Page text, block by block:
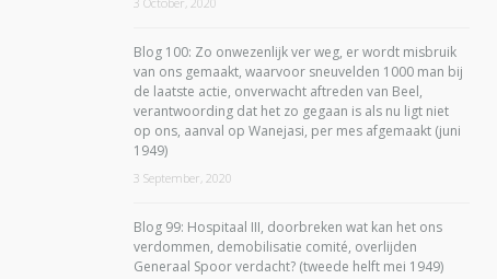
Blog 100: Zo onwezenlijk ver weg, er wordt misbruik
van ons gemaakt, waarvoor sneuvelden 1000 man bij
de laatste actie, onverwacht aftreden van Beel,
verantwoording dat het zo gegaan is als nu ligt niet
op ons, aanval op Wanejasi, per mes afgemaakt (juni
1949)
3 September, 2020
Blog 99: Hospitaal III, doorbreken wat kan het ons
verdommen, demobilisatie comité, overlijden
Generaal Spoor verdacht? (tweede helft mei 1949)